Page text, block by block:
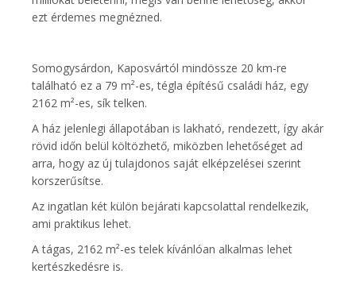
ezt érdemes megnézned.
Somogysárdon, Kaposvártól mindössze 20 km-re
található ez a 79 m²-es, tégla építésű családi ház, egy
2162 m²-es, sík telken.
A ház jelenlegi állapotában is lakható, rendezett, így akár
rövid időn belül költözhető, miközben lehetőséget ad
arra, hogy az új tulajdonos saját elképzelései szerint
korszerűsítse.
Az ingatlan két külön bejárati kapcsolattal rendelkezik,
ami praktikus lehet.
A tágas, 2162 m²-es telek kívánlóan alkalmas lehet
kertészkedésre is.